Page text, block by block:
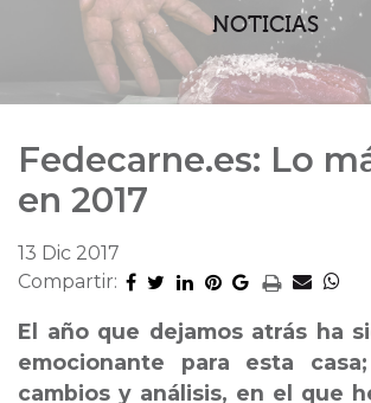
NOTICIAS
Fedecarne.es: Lo
en 2017
13 Dic 2017
Compartir:
El año que dejamos atrás ha
emocionante para esta
cambios y análisis, en el que